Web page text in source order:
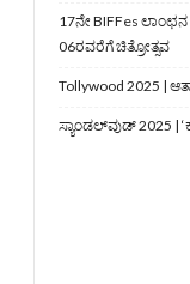
17ನೇ BIFFes
06ರವರೆಗೆ ಚಿತ್ರೋತ್ಸವ
Tollywood 2025 |
ಸ್ಯಾಂಡಲ್‌ವುಡ್‌ 2025 |